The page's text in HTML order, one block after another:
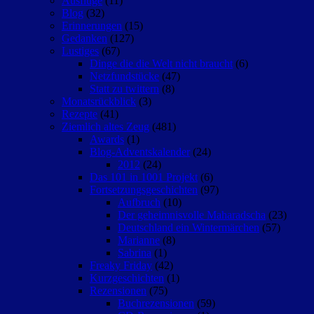
Blog (32)
Erinnerungen (15)
Gedanken (127)
Lustiges (67)
Dinge die die Welt nicht braucht (6)
Netzfundstücke (47)
Statt zu twittern (8)
Monatsrückblick (3)
Rezepte (41)
Ziemlich altes Zeug (481)
Awards (1)
Blog-Adventskalender (24)
2012 (24)
Das 101 in 1001 Projekt (6)
Fortsetzungsgeschichten (97)
Aufbruch (10)
Der geheimnisvolle Maharadscha (23)
Deutschland ein Wintermärchen (57)
Marianne (8)
Sabrina (1)
Freaky Friday (42)
Kurzgeschichten (1)
Rezensionen (75)
Buchrezensionen (59)